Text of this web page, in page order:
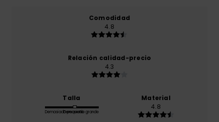
Comodidad
4.8
Relación calidad-precio
4.3
Talla
Demasiado pequeño
Demasiado grande
Material
4.8